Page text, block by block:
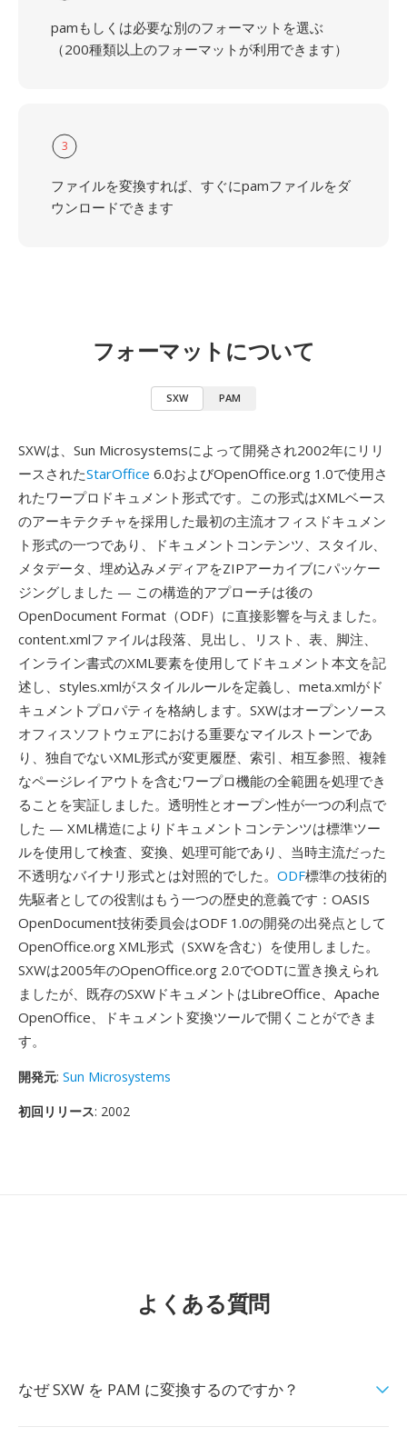
pamもしくは必要な別のフォーマットを選ぶ
（200種類以上のフォーマットが利用できます）
3
ファイルを変換すれば、すぐにpamファイルをダ
ウンロードできます
フォーマットについて
SXW PAM
SXWは、Sun Microsystemsによって開発され2002年にリリ
ースされたStarOffice 6.0およびOpenOffice.org 1.0で使用さ
れたワープロドキュメント形式です。この形式はXMLベース
のアーキテクチャを採用した最初の主流オフィスドキュメン
ト形式の一つであり、ドキュメントコンテンツ、スタイル、
メタデータ、埋め込みメディアをZIPアーカイブにパッケー
ジングしました — この構造的アプローチは後の
OpenDocument Format（ODF）に直接影響を与えました。
content.xmlファイルは段落、見出し、リスト、表、脚注、
インライン書式のXML要素を使用してドキュメント本文を記
述し、styles.xmlがスタイルルールを定義し、meta.xmlがド
キュメントプロパティを格納します。SXWはオープンソース
オフィスソフトウェアにおける重要なマイルストーンであ
り、独自でないXML形式が変更履歴、索引、相互参照、複雑
なページレイアウトを含むワープロ機能の全範囲を処理でき
ることを実証しました。透明性とオープン性が一つの利点で
した — XML構造によりドキュメントコンテンツは標準ツー
ルを使用して検査、変換、処理可能であり、当時主流だった
不透明なバイナリ形式とは対照的でした。 ODF標準の技術的
先駆者としての役割はもう一つの歴史的意義です：OASIS
OpenDocument技術委員会はODF 1.0の開発の出発点として
OpenOffice.org XML形式（SXWを含む）を使用しました。
SXWは2005年のOpenOffice.org 2.0でODTに置き換えられ
ましたが、既存のSXWドキュメントはLibreOffice、Apache
OpenOffice、ドキュメント変換ツールで開くことができま
す。
開発元: Sun Microsystems
初回リリース: 2002
よくある質問
なぜ SXW を PAM に変換するのですか？